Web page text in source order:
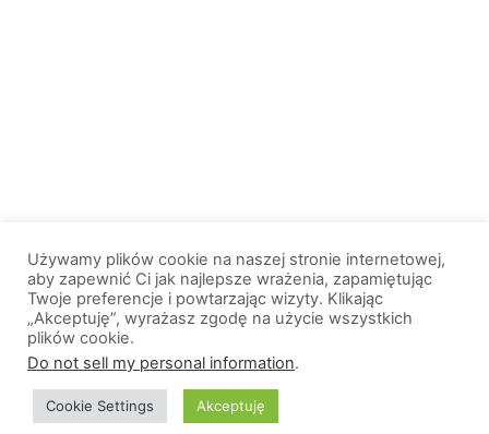
© 2013-2026, All Rights Reserved. Wszelkie prawa zastrzeżone. |
O nas
Logo portalu Polityka prywatności
Używamy plików cookie na naszej stronie internetowej,
aby zapewnić Ci jak najlepsze wrażenia, zapamiętując
Twoje preferencje i powtarzając wizyty. Klikając
„Akceptuję”, wyrażasz zgodę na użycie wszystkich
plików cookie.
Do not sell my personal information.
Cookie Settings Akceptuję